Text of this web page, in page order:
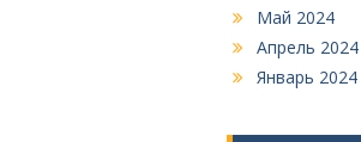
Май 2024
Апрель 2024
Январь 2024